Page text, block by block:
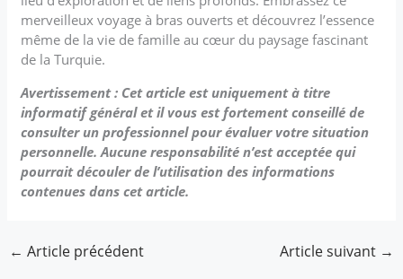
merveilleux voyage à bras ouverts et découvrez l’essence
même de la vie de famille au cœur du paysage fascinant
de la Turquie.
Avertissement : Cet article est uniquement à titre
informatif général et il vous est fortement conseillé de
consulter un professionnel pour évaluer votre situation
personnelle. Aucune responsabilité n’est acceptée qui
pourrait découler de l’utilisation des informations
contenues dans cet article.
← Article précédent Article suivant →